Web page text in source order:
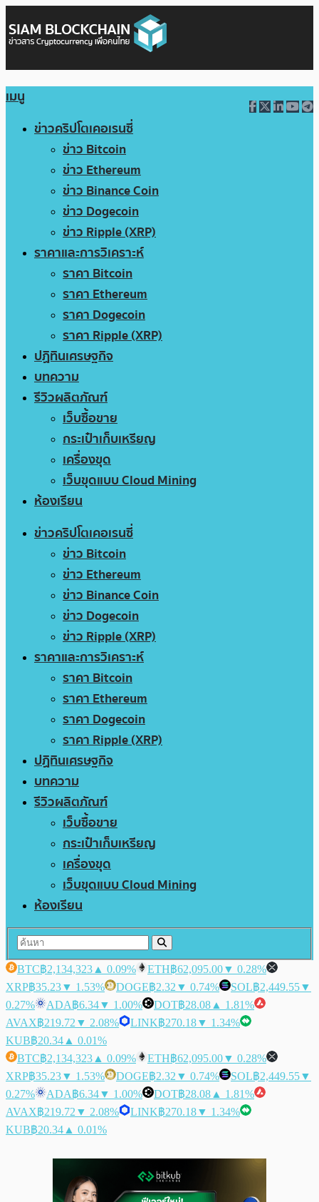
เมนู
ข่าวคริปโตเคอเรนซี่
ข่าว Bitcoin
ข่าว Ethereum
ข่าว Binance Coin
ข่าว Dogecoin
ข่าว Ripple (XRP)
ราคาและการวิเคราะห์
ราคา Bitcoin
ราคา Ethereum
ราคา Dogecoin
ราคา Ripple (XRP)
ปฏิทินเศรษฐกิจ
บทความ
รีวิวผลิตภัณฑ์
เว็บซื้อขาย
กระเป๋าเก็บเหรียญ
เครื่องขุด
เว็บขุดแบบ Cloud Mining
ห้องเรียน
ข่าวคริปโตเคอเรนซี่
ข่าว Bitcoin
ข่าว Ethereum
ข่าว Binance Coin
ข่าว Dogecoin
ข่าว Ripple (XRP)
ราคาและการวิเคราะห์
ราคา Bitcoin
ราคา Ethereum
ราคา Dogecoin
ราคา Ripple (XRP)
ปฏิทินเศรษฐกิจ
บทความ
รีวิวผลิตภัณฑ์
เว็บซื้อขาย
กระเป๋าเก็บเหรียญ
เครื่องขุด
เว็บขุดแบบ Cloud Mining
ห้องเรียน
BTC฿2,134,323 ▲ 0.09% ETH฿62,095.00▼ 0.28%
XRP฿35.23▼ 1.53% DOGE฿2.32 ▼ 0.74% SOL฿2,449.55▼
0.27%
ADA฿6.34▼ 1.00% DOT฿28.08 ▲ 1.81%
AVAX฿219.72 ▼ 2.08% LINK฿270.18▼ 1.34%
KUB฿20.34 ▲ 0.01%
BTC฿2,134,323 ▲ 0.09% ETH฿62,095.00▼ 0.28%
XRP฿35.23▼ 1.53% DOGE฿2.32 ▼ 0.74% SOL฿2,449.55▼
0.27%
ADA฿6.34▼ 1.00% DOT฿28.08 ▲ 1.81%
AVAX฿219.72 ▼ 2.08% LINK฿270.18▼ 1.34%
KUB฿20.34 ▲ 0.01%